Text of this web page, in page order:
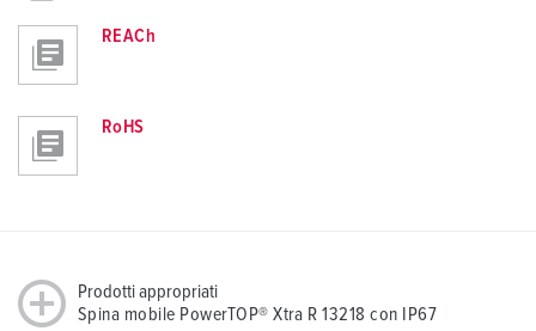
REACh
RoHS
Prodotti appropriati
Spina mobile PowerTOP® Xtra R 13218 con IP67